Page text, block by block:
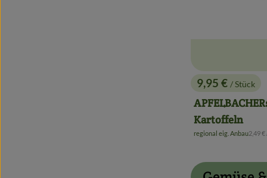
, Preis:
9,95 € / Stück
Kartoffeln
, Herkunft:
regional eig. Anbau,2,49 €